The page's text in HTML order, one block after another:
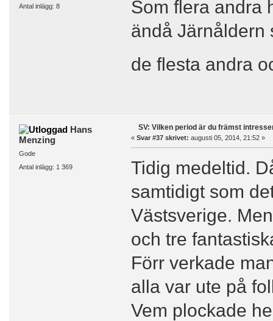
Antal inlägg: 8
Som flera andra
ändå Järnåldern
de flesta andra
Hans
Menzing
Gode
Antal inlägg: 1 369
SV: Vilken period är du främst
« Svar #37 skrivet: augusti 05, 2014, 21:52 »
Tidig medeltid.
samtidigt som
Västsverige.
och tre
Förr verkade
alla var ute på
Vem plockade